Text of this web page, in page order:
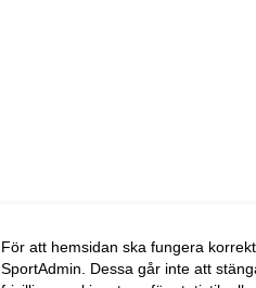
För att hemsidan ska fungera
SportAdmin. Dessa går inte att